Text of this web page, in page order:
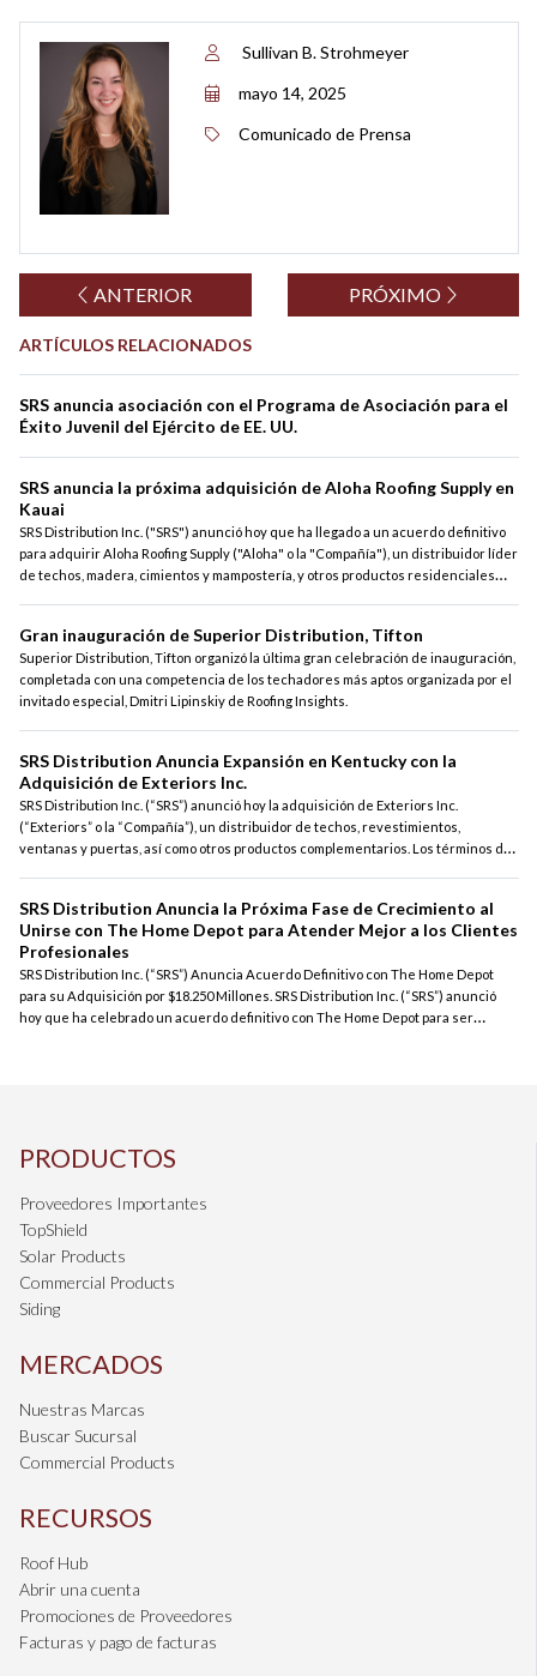
Sullivan B. Strohmeyer
mayo 14, 2025
Comunicado de Prensa
ANTERIOR PRÓXIMO
ARTÍCULOS RELACIONADOS
SRS anuncia asociación con el Programa de Asociación para el
Éxito Juvenil del Ejército de EE. UU.
SRS anuncia la próxima adquisición de Aloha Roofing Supply en
Kauai
SRS Distribution Inc. ("SRS") anunció hoy que ha llegado a un acuerdo definitivo
para adquirir Aloha Roofing Supply ("Aloha" o la "Compañía"), un distribuidor líder
de techos, madera, cimientos y mampostería, y otros productos residenciales
Gran inauguración de Superior Distribution, Tifton
Superior Distribution, Tifton organizó la última gran celebración de inauguración,
completada con una competencia de los techadores más aptos organizada por el
invitado especial, Dmitri Lipinskiy de Roofing Insights.
SRS Distribution Anuncia Expansión en Kentucky con la
Adquisición de Exteriors Inc.
SRS Distribution Inc. (“SRS”) anunció hoy la adquisición de Exteriors Inc.
(“Exteriors” o la “Compañía”), un distribuidor de techos, revestimientos,
ventanas y puertas, así como otros productos complementarios. Los términos del
SRS Distribution Anuncia la Próxima Fase de Crecimiento al
Unirse con The Home Depot para Atender Mejor a los Clientes
Profesionales
SRS Distribution Inc. (“SRS”) Anuncia Acuerdo Definitivo con The Home Depot
para su Adquisición por $18.250 Millones. SRS Distribution Inc. (“SRS”) anunció
hoy que ha celebrado un acuerdo definitivo con The Home Depot para ser
PRODUCTOS
Proveedores Importantes
TopShield
Solar Products
Commercial Products
Siding
MERCADOS
Nuestras Marcas
Buscar Sucursal
Commercial Products
RECURSOS
Roof Hub
Abrir una cuenta
Promociones de Proveedores
Facturas y pago de facturas